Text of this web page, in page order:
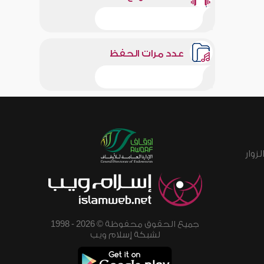
عدد مرات الحفظ
جميع الحقوق محفوظة © 2026 - 1998
لشبكة إسلام ويب